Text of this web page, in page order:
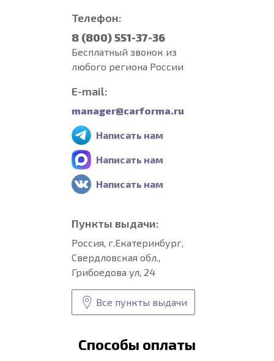
Телефон:
8 (800) 551-37-36
Бесплатный звонок из
любого региона России
E-mail:
manager@carforma.ru
Написать нам
Написать нам
Написать нам
Пункты выдачи:
Россия, г.Екатеринбург,
Свердловская обл.,
Грибоедова ул, 24
Все пункты выдачи
Способы оплаты